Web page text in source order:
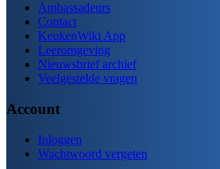
Ambassadeurs
Contact
KeukenWiki App
Leeromgeving
Nieuwsbrief archief
Veelgestelde vragen
Account
Inloggen
Wachtwoord vergeten